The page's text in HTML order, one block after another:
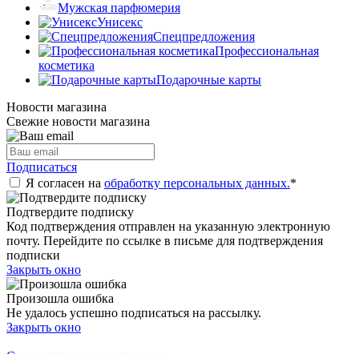
Мужская парфюмерия
Унисекс
Спецпредложения
Профессиональная
косметика
Подарочные карты
Новости магазина
Свежие новости магазина
Подписаться
Я согласен на обработку персональных данных.*
Подтвердите подписку
Код подтверждения отправлен на указанную электронную
почту. Перейдите по ссылке в письме для подтверждения
подписки
Закрыть окно
Произошла ошибка
Не удалось успешно подписаться на рассылку.
Закрыть окно